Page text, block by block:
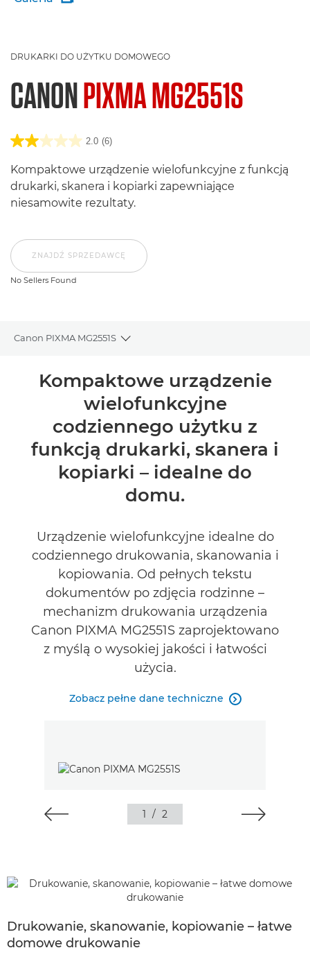
DRUKARKI DO UŻYTKU DOMOWEGO
CANONPIXMA MG2551S
2.0 (6)
Kompaktowe urządzenie wielofunkcyjne z funkcją
drukarki, skanera i kopiarki zapewniające
niesamowite rezultaty.
ZNAJDŹ SPRZEDAWCĘ
No Sellers Found
Canon PIXMA MG2551S
Toggle breadcrumbs
Wprowadzenie
Dane techniczne
Recenzje
Pomoc techniczna
Kompaktowe urządzenie
wielofunkcyjne
codziennego użytku z
funkcją drukarki, skanera i
kopiarki – idealne do
domu.
Urządzenie wielofunkcyjne idealne do
codziennego drukowania, skanowania i
kopiowania. Od pełnych tekstu
dokumentów po zdjęcia rodzinne –
mechanizm drukowania urządzenia
Canon PIXMA MG2551S zaprojektowano
z myślą o wysokiej jakości i łatwości
użycia.
Zobacz pełne dane techniczne 
1 / 2
Drukowanie, skanowanie, kopiowanie – łatwe
domowe drukowanie